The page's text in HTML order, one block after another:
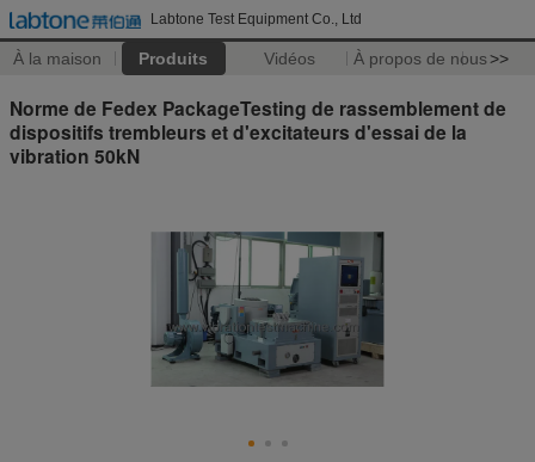
Labtone Test Equipment Co., Ltd
À la maison Produits Vidéos À propos de nous>>
Norme de Fedex PackageTesting de rassemblement de
dispositifs trembleurs et d'excitateurs d'essai de la
vibration 50kN